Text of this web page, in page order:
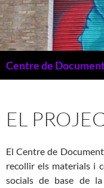
Vés
al
contingut
EL
El Centre de
recollir els materials i
socials de base de